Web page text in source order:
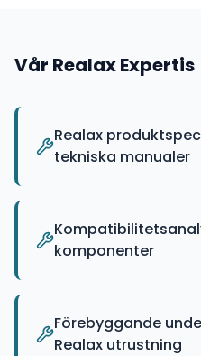
Vår RealaxExpertis
Realax
tekniska manualer
komponenter
Förebyggande
Realax utrustning